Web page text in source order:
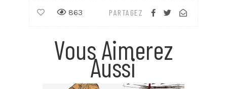
PARTAGEZ
863
Vous Aimerez
Aussi